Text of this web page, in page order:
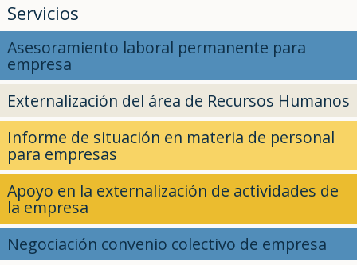
Servicios
Asesoramiento laboral permanente para
empresa
Externalización del área de Recursos Humanos
Informe de situación en materia de personal
para empresas
Apoyo en la externalización de actividades de
la empresa
Negociación convenio colectivo de empresa